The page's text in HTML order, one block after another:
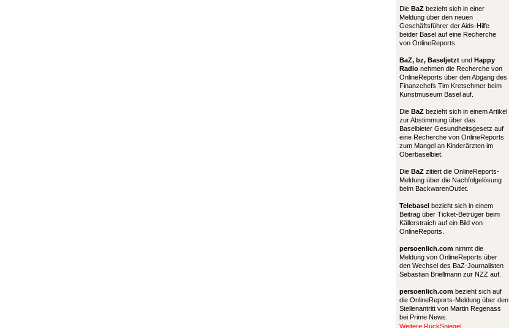
Die BaZ bezieht sich in einer
Meldung über den neuen
Geschäftsführer der Aids-Hilfe
beider Basel auf eine Recherche
von OnlineReports.
BaZ, bz, Baseljetzt und Happy
Radio nehmen die Recherche von
OnlineReports über den Abgang des
Finanzchefs Tim Kretschmer beim
Kunstmuseum Basel auf.
Die BaZ bezieht sich in einem Artikel
zur Abstimmung über das
Baselbieter Gesundheitsgesetz auf
eine Recherche von OnlineReports
zum Mangel an Kinderärzten im
Oberbaselbiet.
Die BaZ zitiert die OnlineReports-
Meldung über die Nachfolgelösung
beim BackwarenOutlet.
Telebasel bezieht sich in einem
Beitrag über Ticket-Betrüger beim
Källerstraich auf ein Bild von
OnlineReports.
persoenlich.com nimmt die
Meldung von OnlineReports über
den Wechsel des BaZ-Journalisten
Sebastian Briellmann zur NZZ auf.
persoenlich.com bezieht sich auf
die OnlineReports-Meldung über den
Stellenantritt von Martin Regenass
bei Prime News.
Weitere RückSpiegel